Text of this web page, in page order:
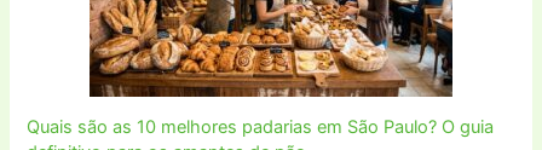
Quais são as 10 melhores padarias em São Paulo? O guia